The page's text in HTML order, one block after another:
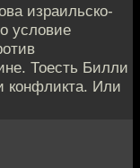
израильско-
условие
Тоесть Билли
конфликта. Или